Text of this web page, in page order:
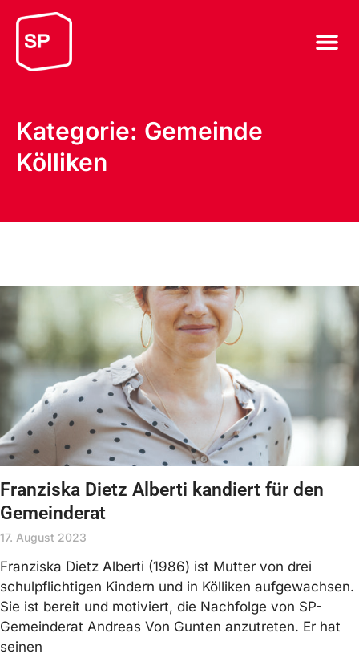
Kategorie: Gemeinde
Kölliken
Franziska Dietz Alberti kandiert für den
Gemeinderat
17. August 2023
Franziska Dietz Alberti (1986) ist Mutter von drei
schulpflichtigen Kindern und in Kölliken aufgewachsen.
Sie ist bereit und motiviert, die Nachfolge von SP-
Gemeinderat Andreas Von Gunten anzutreten. Er hat
seinen